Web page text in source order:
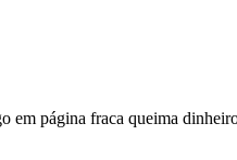
em página fraca queima